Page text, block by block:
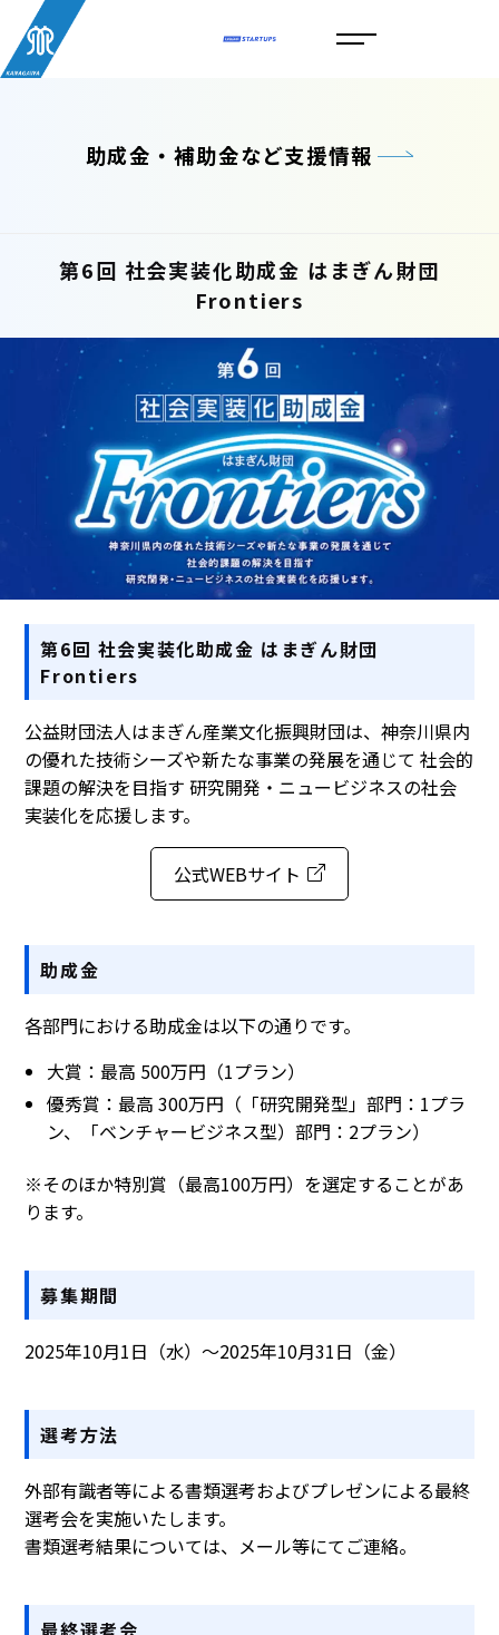
助成金・補助金など支援情報
第6回 社会実装化助成金 はまぎん財団
Frontiers
第6回 社会実装化助成金 はまぎん財団
Frontiers
公益財団法人はまぎん産業文化振興財団は、神奈川県内
の優れた技術シーズや新たな事業の発展を通じて 社会的
課題の解決を目指す 研究開発・ニュービジネスの社会
実装化を応援します。
公式WEBサイト
助成金
各部門における助成金は以下の通りです。
大賞：最高 500万円（1プラン）
優秀賞：最高 300万円（「研究開発型」部門：1プラ
ン、「ベンチャービジネス型）部門：2プラン）
※そのほか特別賞（最高100万円）を選定することがあ
ります。
募集期間
2025年10月1日（水）～2025年10月31日（金）
選考方法
外部有識者等による書類選考およびプレゼンによる最終
選考会を実施いたします。
書類選考結果については、メール等にてご連絡。
最終選考会